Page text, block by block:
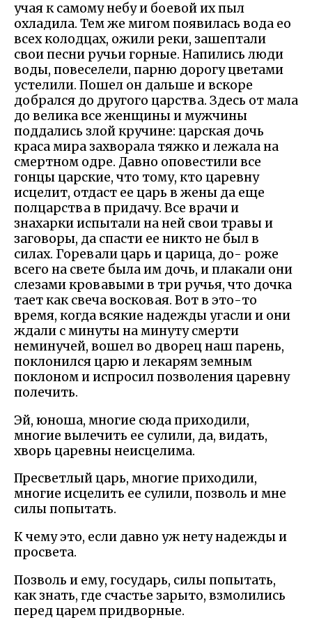
учая к самому небу и боевой их пыл
охладила. Тем же мигом появилась вода ео
всех колодцах, ожили реки, зашептали
свои песни ручьи горные. Напились люди
воды, повеселели, парню дорогу цветами
устелили. Пошел он дальше и вскоре
добрался до другого царства. Здесь от мала
до велика все женщины и мужчины
поддались злой кручине: царская дочь
краса мира захворала тяжко и лежала на
смертном одре. Давно оповестили все
гонцы царские, что тому, кто царевну
исцелит, отдаст ее царь в жены да еще
полцарства в придачу. Все врачи и
знахарки испытали на ней свои травы и
заговоры, да спасти ее никто не был в
силах. Горевали царь и царица, до- роже
всего на свете была им дочь, и плакали они
слезами кровавыми в три ручья, что дочка
тает как свеча восковая. Вот в это-то
время, когда всякие надежды угасли и они
ждали с минуты на минуту смерти
неминучей, вошел во дворец наш парень,
поклонился царю и лекарям земным
поклоном и испросил позволения царевну
полечить.
Эй, юноша, многие сюда приходили,
многие вылечить ее сулили, да, видать,
хворь царевны неисцелима.
Пресветлый царь, многие приходили,
многие исцелить ее сулили, позволь и мне
силы попытать.
К чему это, если давно уж нету надежды и
просвета.
Позволь и ему, государь, силы попытать,
как знать, где счастье зарыто, взмолились
перед царем придворные.